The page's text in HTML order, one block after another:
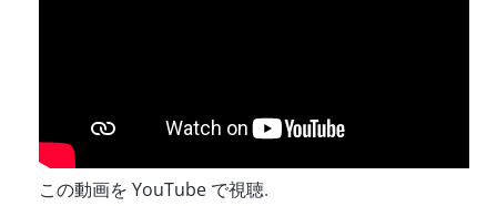
この動画を YouTube で視聴.